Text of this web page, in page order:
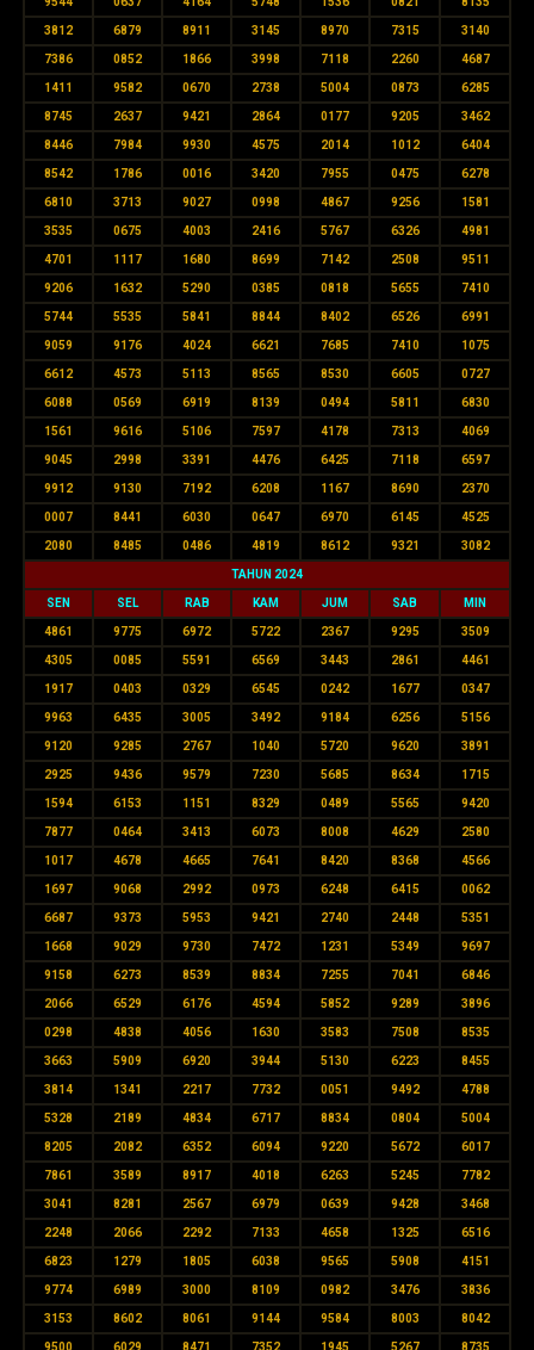
3812 6879 8911 3145 8970 7315 3140
7386 0852 1866 3998 7118 2260 4687
1411 9582 0670 2738 5004 0873 6285
8745 2637 9421 2864 0177 9205 3462
8446 7984 9930 4575 2014 1012 6404
8542 1786 0016 3420 7955 0475 6278
6810 3713 9027 0998 4867 9256 1581
3535 0675 4003 2416 5767 6326 4981
4701 1117 1680 8699 7142 2508 9511
9206 1632 5290 0385 0818 5655 7410
5744 5535 5841 8844 8402 6526 6991
9059 9176 4024 6621 7685 7410 1075
6612 4573 5113 8565 8530 6605 0727
6088 0569 6919 8139 0494 5811 6830
1561 9616 5106 7597 4178 7313 4069
9045 2998 3391 4476 6425 7118 6597
9912 9130 7192 6208 1167 8690 2370
0007 8441 6030 0647 6970 6145 4525
2080 8485 0486 4819 8612 9321 3082
TAHUN 2024
SEN SEL RAB KAM JUM SAB MIN
4861 9775 6972 5722 2367 9295 3509
4305 0085 5591 6569 3443 2861 4461
1917 0403 0329 6545 0242 1677 0347
9963 6435 3005 3492 9184 6256 5156
9120 9285 2767 1040 5720 9620 3891
2925 9436 9579 7230 5685 8634 1715
1594 6153 1151 8329 0489 5565 9420
7877 0464 3413 6073 8008 4629 2580
1017 4678 4665 7641 8420 8368 4566
1697 9068 2992 0973 6248 6415 0062
6687 9373 5953 9421 2740 2448 5351
1668 9029 9730 7472 1231 5349 9697
9158 6273 8539 8834 7255 7041 6846
2066 6529 6176 4594 5852 9289 3896
0298 4838 4056 1630 3583 7508 8535
3663 5909 6920 3944 5130 6223 8455
3814 1341 2217 7732 0051 9492 4788
5328 2189 4834 6717 8834 0804 5004
8205 2082 6352 6094 9220 5672 6017
7861 3589 8917 4018 6263 5245 7782
3041 8281 2567 6979 0639 9428 3468
2248 2066 2292 7133 4658 1325 6516
6823 1279 1805 6038 9565 5908 4151
9774 6989 3000 8109 0982 3476 3836
3153 8602 8061 9144 9584 8003 8042
9500 6029 8471 7352 1945 5267 8735